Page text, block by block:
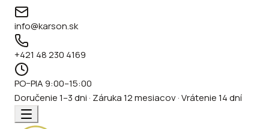
info@karson.sk
+421 48 230 4169
PO–PIA 9:00–15:00
Doručenie 1–3 dni · Záruka 12 mesiacov · Vrátenie 14 dní